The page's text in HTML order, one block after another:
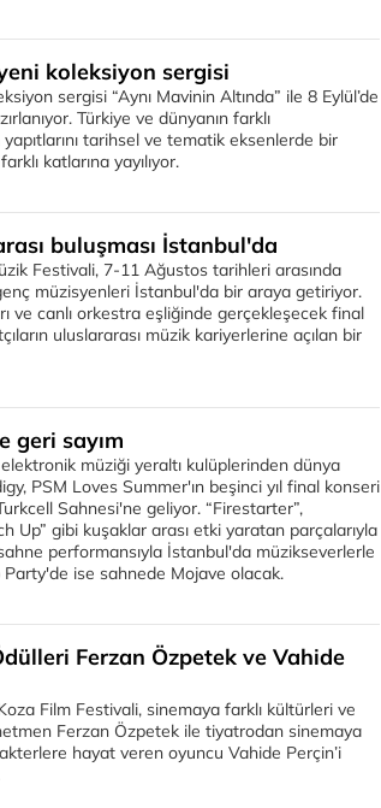
koleksiyon sergisi
sergisi “Aynı Mavinin Altında” ile 8 Eylül’de
Türkiye ve dünyanın farklı
tarihsel ve tematik eksenlerde bir
katlarına yayılıyor.
buluşması İstanbul'da
Festivali, 7-11 Ağustos tarihleri arasında
müzisyenleri İstanbul'da bir araya getiriyor.
ve canlı orkestra eşliğinde gerçekleşecek final
uluslararası müzik kariyerlerine açılan bir
geri sayım
elektronik müziği yeraltı kulüplerinden dünya
PSM Loves Summer'ın beşinci yıl final konseri
Sahnesi'ne geliyor. “Firestarter”,
Up” gibi kuşaklar arası etki yaratan parçalarıyla
performansıyla İstanbul'da müzikseverlerle
ise sahnede Mojave olacak.
Ferzan Özpetek ve Vahide
Film Festivali, sinemaya farklı kültürleri ve
Ferzan Özpetek ile tiyatrodan sinemaya
hayat veren oyuncu Vahide Perçin’i